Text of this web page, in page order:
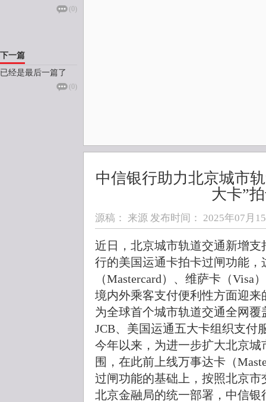
(0)
下一篇
已经是最后一篇了
(0)
中信银行助力北京城市
大卡”
源稿： 来源 发布时间： 2025年07月
近日，北京城市轨道交通新增
行的美国运通卡拍卡过闸功能
（Mastercard）、维萨卡（
境内外乘客支付便利性方面迎
为全球首个城市轨道交通全网
JCB、美国运通五大卡组织支付
今年以来，为进一步扩大北京
围，在此前上线万事达卡（
过闸功能的基础上，按照北京
北京金融局的统一部署，中信